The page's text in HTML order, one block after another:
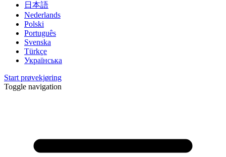
日本語
Nederlands
Polski
Português
Svenska
Türkçe
Українська
Start prøvekjøring
Toggle navigation